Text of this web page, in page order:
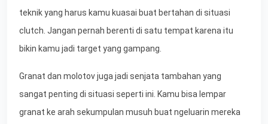
teknik yang harus kamu kuasai buat bertahan di situasi
clutch. Jangan pernah berenti di satu tempat karena itu
bikin kamu jadi target yang gampang.
Granat dan molotov juga jadi senjata tambahan yang
sangat penting di situasi seperti ini. Kamu bisa lempar
granat ke arah sekumpulan musuh buat ngeluarin mereka